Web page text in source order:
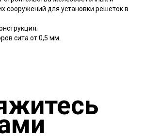
сооружений для установки решеток в
сита от 0,5 мм.